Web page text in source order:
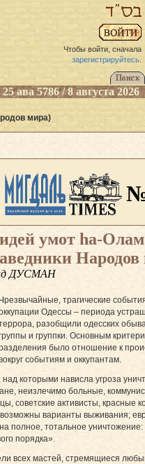
Чтобы войти, сначала
зарегистрируйтесь.
25 ава 5786 / 8 августа 2026
мира)
умот hа-Олам
Народов
ДУСМАН
Чрезвычайные, трагические
Одессы – периода
разобщили одесских
и группки. Основным
было отношение к
событиям и оккупантам.
которыми нависла угроза
неизлечимо больные,
совет­ские активисты, красные
варианты выживания;
полное, тотальное уничтожение:
порядка».
всех мастей, стремящиеся